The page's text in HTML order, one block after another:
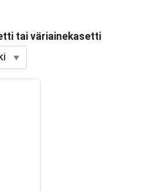
tai väriainekasetti